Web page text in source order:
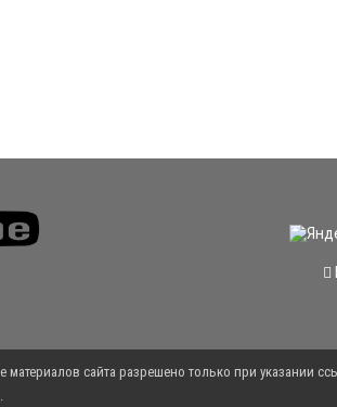
сайта разрешено только при указании